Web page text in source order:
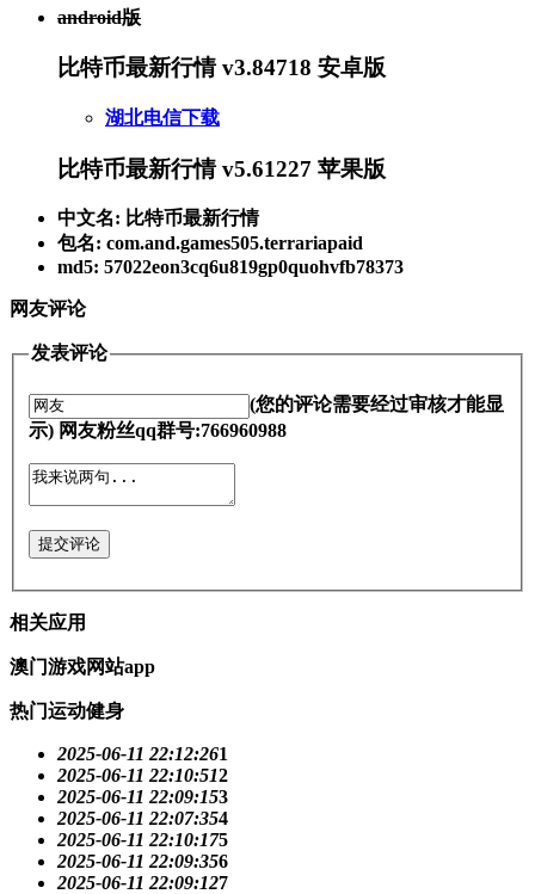
android版
比特币最新行情 v3.84718 安卓版
湖北电信下载
比特币最新行情 v5.61227 苹果版
中文名: 比特币最新行情
包名: com.and.games505.terrariapaid
md5: 57022eon3cq6u819gp0quohvfb78373
网友评论
发表评论
(您的评论需要经过审核才能显
示) 网友粉丝qq群号:766960988
提交评论
相关应用
澳门游戏网站app
热门运动健身
2025-06-11 22:12:261
2025-06-11 22:10:512
2025-06-11 22:09:153
2025-06-11 22:07:354
2025-06-11 22:10:175
2025-06-11 22:09:356
2025-06-11 22:09:127